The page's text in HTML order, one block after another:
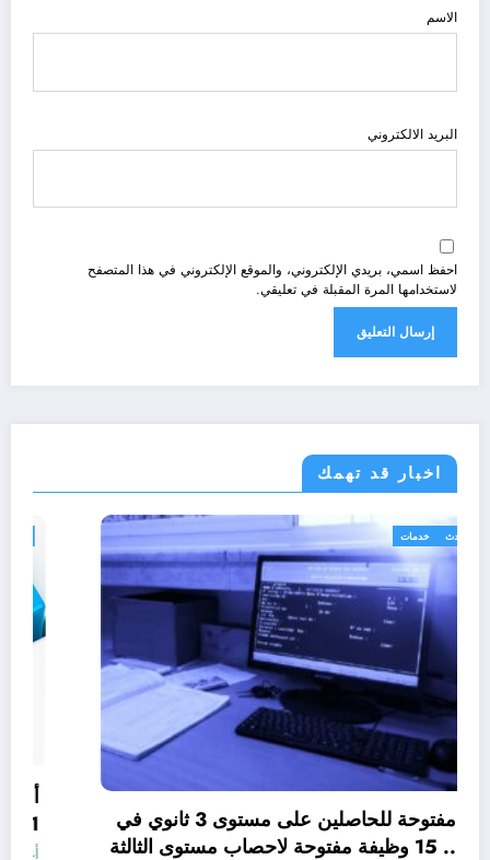
الاسم
البريد الالكتروني
احفظ اسمي، بريدي الإلكتروني، والموقع الإلكتروني في هذا المتصفح
لاستخدامها المرة المقبلة في تعليقي.
اخبار قد تهمك
الجزائر الحدث
وظائف مفتوحة للحاصلين على مستوى 3 ثانوي في
الجزائر .. 15 وظيفة مفتوحة لاحصاب مستوى الثالثة